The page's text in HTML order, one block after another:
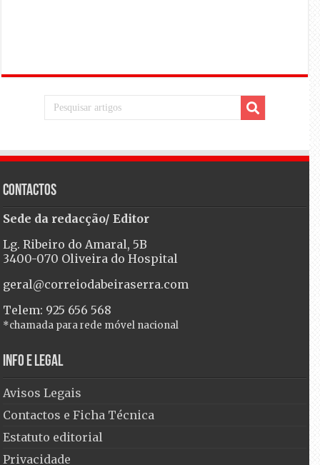
Contactos
Sede da redacção/ Editor
Lg. Ribeiro do Amaral, 5B
3400-070 Oliveira do Hospital
geral@correiodabeiraserra.com
Telem: 925 656 568
*chamada para rede móvel nacional
Info e Legal
Avisos Legais
Contactos e Ficha Técnica
Estatuto editorial
Privacidade